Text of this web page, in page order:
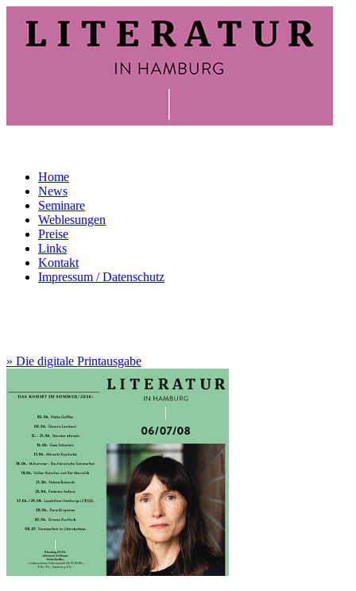
Home
News
Seminare
Weblesungen
Preise
Links
Kontakt
Impressum / Datenschutz
» Die digitale Printausgabe